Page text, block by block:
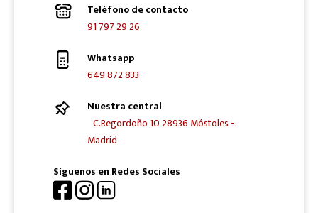
Teléfono de contacto
91 797 29 26
Whatsapp
649 872 833
Nuestra central
C.Regordoño 10 28936 Móstoles -
Madrid
Síguenos en Redes Sociales